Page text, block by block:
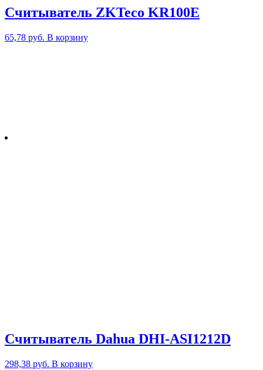
Cчитыватель ZKTeco KR100E
65,78 руб. В корзину
Считыватель Dahua DHI-ASI1212D
298,38 руб. В корзину